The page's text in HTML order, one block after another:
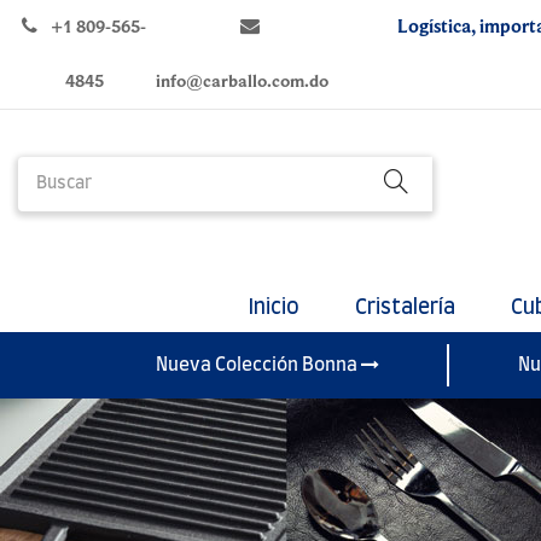
+1 809-565-
4845 info@carballo.com.do
Logística,
Inicio Cristalería
Nueva Colección Bonna